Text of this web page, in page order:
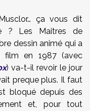
ça vous dit
? Les Maitres de
dessin animé qui a
film en 1987 (avec
) va-t-il revoir le jour
preque plus. Il faut
bloqué depuis des
et, pour tout